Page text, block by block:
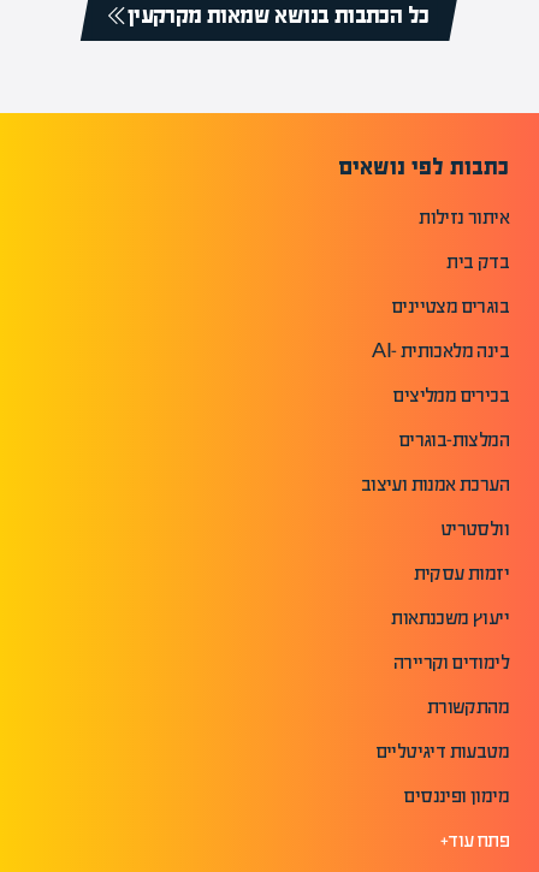
כל הכתבות בנושא שמאות מקרקעין
כתבות לפי נושאים
איתור נזילות
בדק בית
בוגרים מצטיינים
בינה מלאכותית -AI
בכירים ממליצים
המלצות-בוגרים
הערכת אמנות ועיצוב
וולסטריט
יזמות עסקית
ייעוץ משכנתאות
לימודים וקריירה
מהתקשורת
מטבעות דיגיטליים
מימון ופיננסים
פתח עוד+